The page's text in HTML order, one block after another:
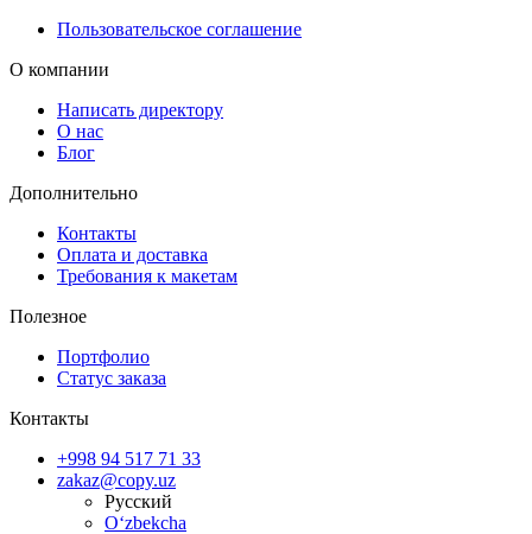
Пользовательское соглашение
О компании
Написать директору
О нас
Блог
Дополнительно
Контакты
Оплата и доставка
Требования к макетам
Полезное
Портфолио
Статус заказа
Контакты
+998 94 517 71 33
zakaz@copy.uz
Русский
O‘zbekcha